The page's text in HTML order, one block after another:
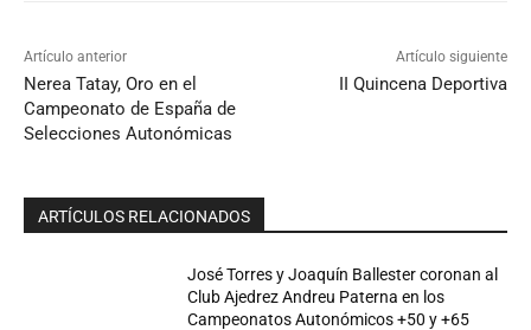
Artículo anterior
Nerea Tatay, Oro en el
Campeonato de España de
Selecciones Autonómicas
Artículo siguiente
II Quincena Deportiva
ARTÍCULOS RELACIONADOS
José Torres y Joaquín Ballester coronan al
Club Ajedrez Andreu Paterna en los
Campeonatos Autonómicos +50 y +65